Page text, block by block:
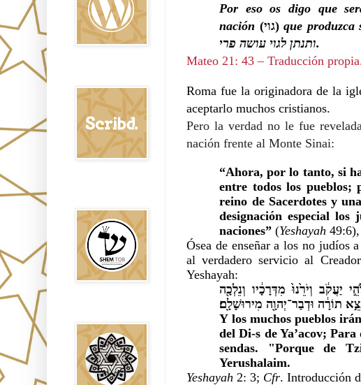
Por eso os digo que
nación (גוי)que produzca
ותנתן לגוי עושה פרי.
Mateo 21: 43 – Traducción
Roma fue la originadora de la
aceptarlo muchos cristianos.
Pero la verdad no le fue
nación frente al Monte Sinai:
“Ahora, por lo tanto, si
entre todos los
reino de Sacerdotes y
designación especial los
naciones” (Yeshayah 49:6),
Ósea de enseñar a los no judíos
al verdadero servicio al
Yeshayah:
יַעֲקֹ֔ב וְיֹרֵ֙נוּ֙ מִדְּרָכָ֔יו וְנֵלְכָ֖ה
תוֹרָ֔ה וּדְבַר־יְהוָ֖ה מִירוּשָׁלִָֽם׃
Y los muchos pueblos
del Di-s de Ya’acov;
sendas. "Porque de
Yerushalaim.
Yeshayah 2: 3; Cfr. Introducción